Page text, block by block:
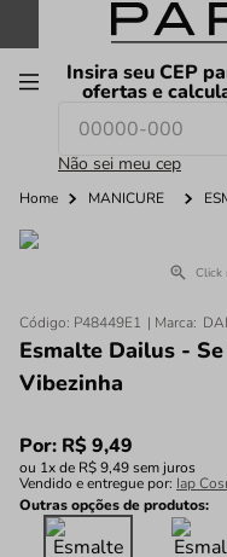
FRETE GRÁTIS
Insira seu CEP
ofertas e
Não sei meu cep
O que você
Home MANICURE
Click
Código: P48449E1
Esmalte Dailus -
Vibezinha
Por: R$9,49
ou 1x de R$9,49sem juros
Vendido e entregue por: Iap
Outras opções de produtos: